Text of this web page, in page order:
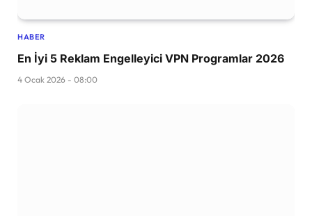
HABER
En İyi 5 Reklam Engelleyici VPN Programlar 2026
4 Ocak 2026 - 08:00